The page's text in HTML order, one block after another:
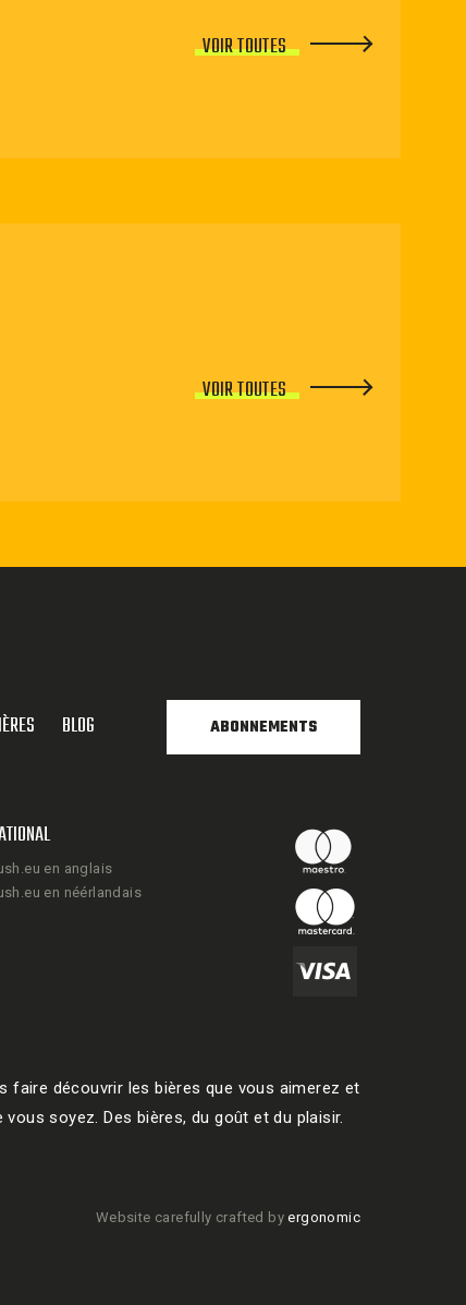
VOIR TOUTES
VOIR TOUTES
BLOG ABONNEMENTS
en anglais
en néérlandais
faire découvrir les bières que vous aimerez et
soyez. Des bières, du goût et du plaisir.
Website carefully crafted byergonomic